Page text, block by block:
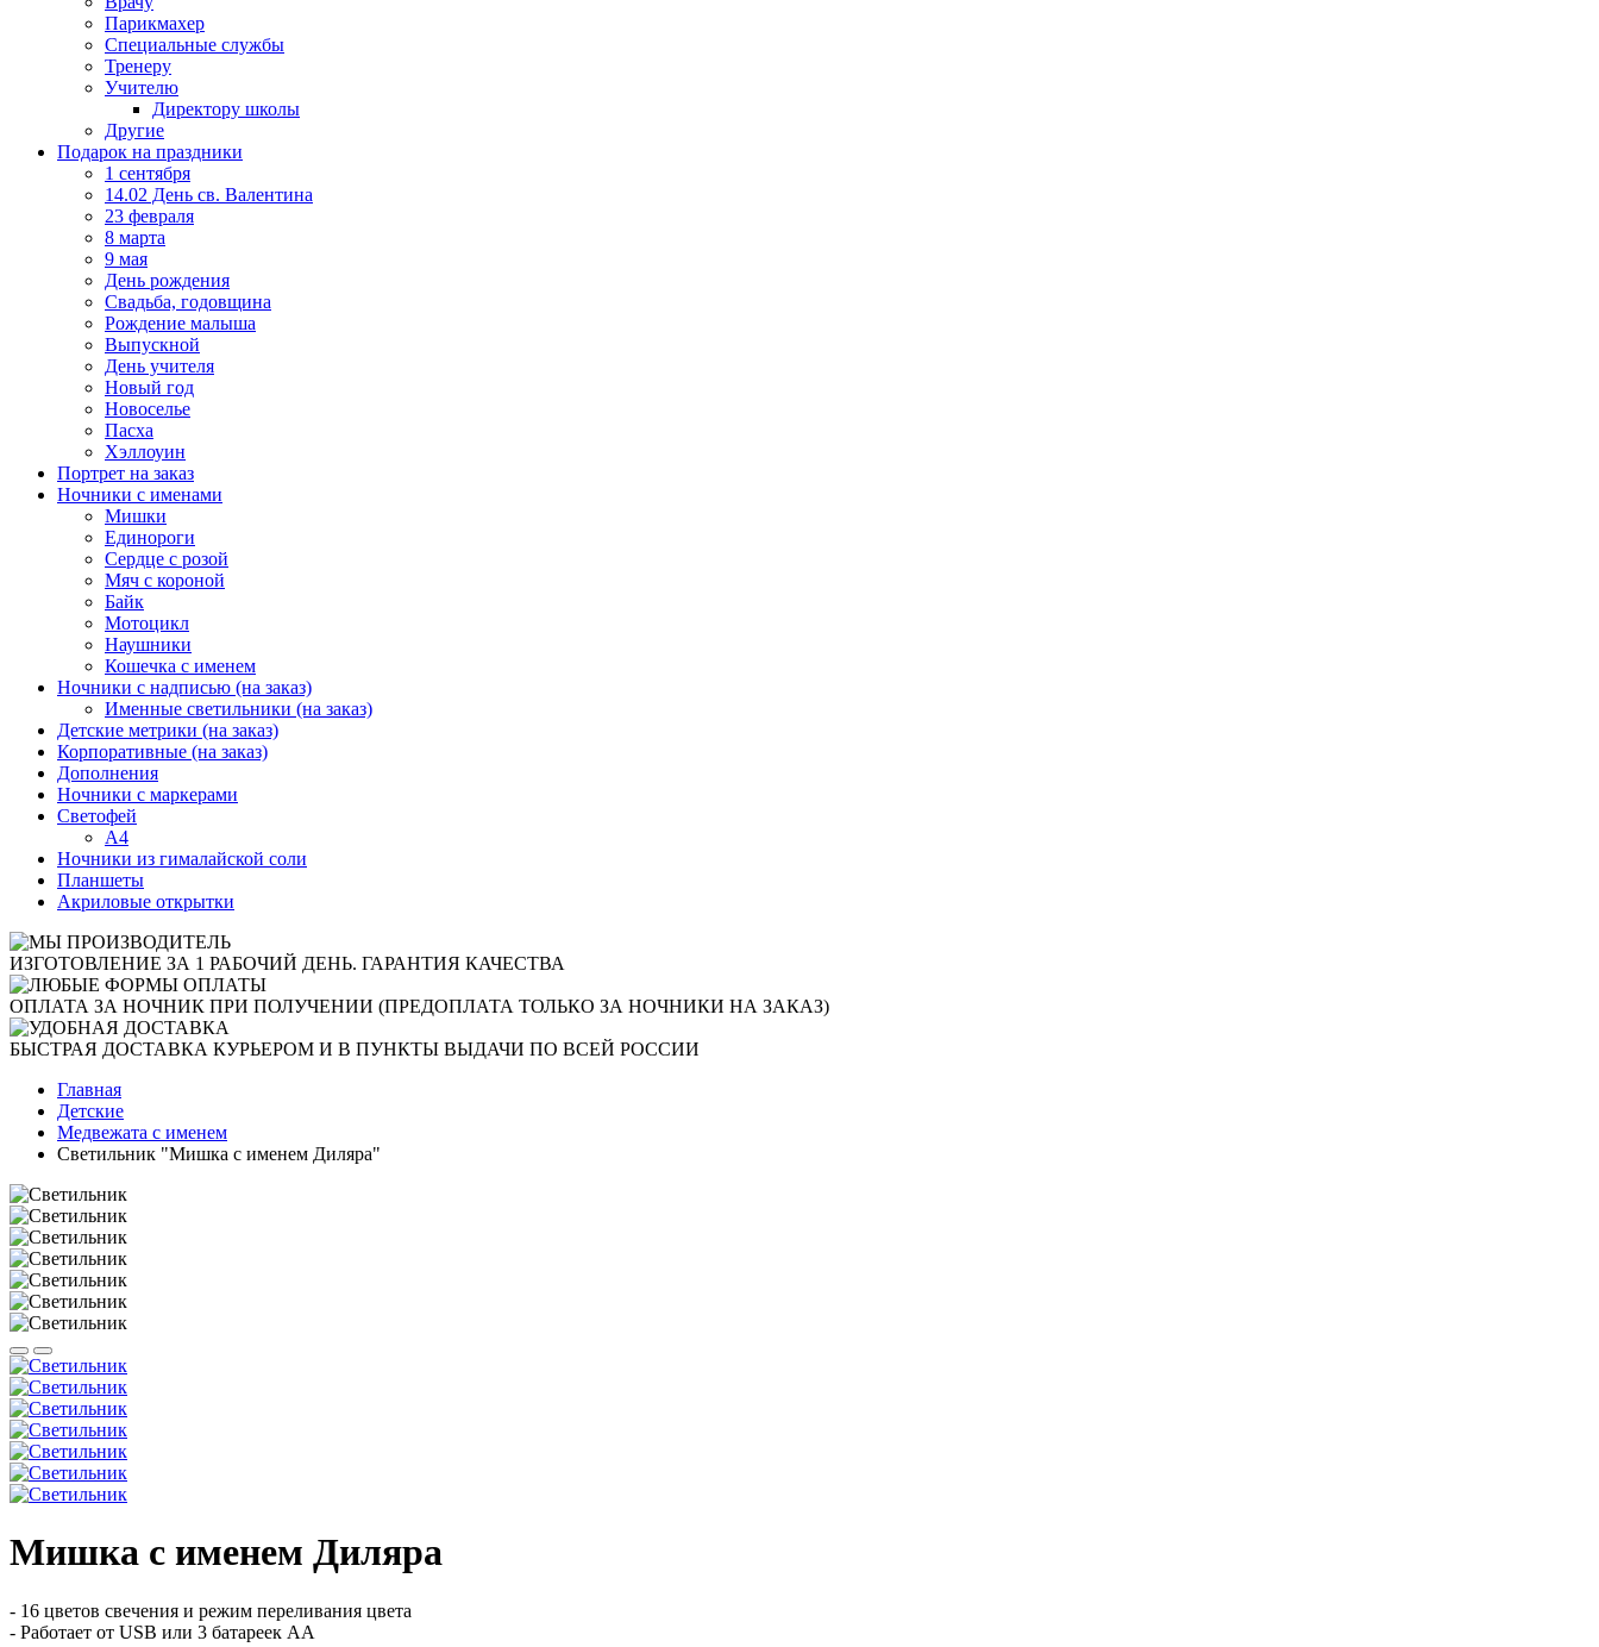
Парикмахер
Специальные службы
Тренеру
Учителю
Директору школы
Другие
Подарок на праздники
1 сентября
14.02 День св. Валентина
23 февраля
8 марта
9 мая
День рождения
Свадьба, годовщина
Рождение малыша
Выпускной
День учителя
Новый год
Новоселье
Пасха
Хэллоуин
Портрет на заказ
Ночники с именами
Мишки
Единороги
Сердце с розой
Мяч с короной
Байк
Мотоцикл
Наушники
Кошечка с именем
Ночники с надписью (на заказ)
Именные светильники (на заказ)
Детские метрики (на заказ)
Корпоративные (на заказ)
Дополнения
Ночники с маркерами
Светофей
А4
Ночники из гималайской соли
Планшеты
Акриловые открытки
ИЗГОТОВЛЕНИЕ ЗА 1 РАБОЧИЙ ДЕНЬ. ГАРАНТИЯ КАЧЕСТВА
ОПЛАТА ЗА НОЧНИК ПРИ ПОЛУЧЕНИИ (ПРЕДОПЛАТА ТОЛЬКО ЗА НОЧНИКИ НА ЗАКАЗ)
БЫСТРАЯ ДОСТАВКА КУРЬЕРОМ И В ПУНКТЫ ВЫДАЧИ ПО ВСЕЙ РОССИИ
Главная
Детские
Медвежата с именем
Светильник "Мишка с именем Диляра"
Мишка с именем Диляра
- 16 цветов свечения и режим переливания цвета
- Работает от USB или 3 батареек АА